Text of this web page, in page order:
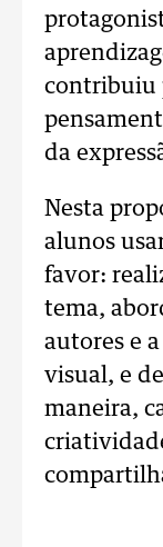
contribuiu
da
Nesta
alunos
favor:
tema,
autores e
visual, e
maneira,